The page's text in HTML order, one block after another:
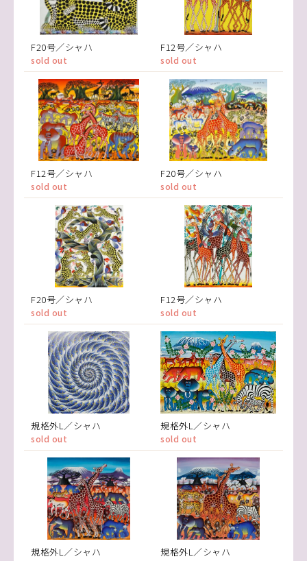
F20号／シャハ
sold out
F12号／シャハ
sold out
F12号／シャハ
sold out
F20号／シャハ
sold out
F20号／シャハ
sold out
F12号／シャハ
sold out
規格外L／シャハ
sold out
規格外L／シャハ
sold out
規格外L／シャハ 規格外L／シャハ